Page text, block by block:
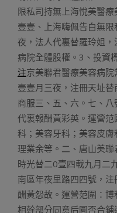
限私司持無上海悅美醫
壹壹、上海嗨佩告白無
夜，法人代裏替羅玲姐
病院全體股權。3、投資
注京美聯君醫療美容病
壹壹月三夜，注冊天址
商服三、五、六。七、
代裏報酬黃彩英。運營
科；美容牙科；美容皮
理業余等。二、唐山美
時光替二0壹四載九月二
南區年夜里路四四號，
酬黃怨故。運營范圍：
相幹部分同意后圓否合